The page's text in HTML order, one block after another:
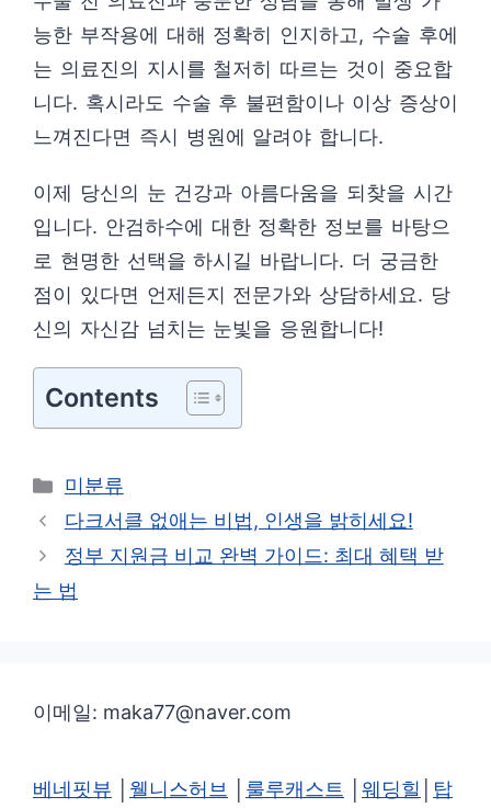
능한 부작용에 대해 정확히 인지하고, 수술 후에
는 의료진의 지시를 철저히 따르는 것이 중요합
니다. 혹시라도 수술 후 불편함이나 이상 증상이
느껴진다면 즉시 병원에 알려야 합니다.
이제 당신의 눈 건강과 아름다움을 되찾을 시간
입니다. 안검하수에 대한 정확한 정보를 바탕으
로 현명한 선택을 하시길 바랍니다. 더 궁금한
점이 있다면 언제든지 전문가와 상담하세요. 당
신의 자신감 넘치는 눈빛을 응원합니다!
Contents
카
테
고
리
미분류
다크서클 없애는 비법, 인생을 밝히세요!
정부 지원금 비교 완벽 가이드: 최대 혜택 받
는 법
이메일: maka77@naver.com
베네핏뷰 웰니스허브 룰루캐스트 웨딩힐 탑